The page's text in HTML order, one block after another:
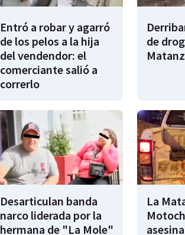
Entró a robar y agarró
de los pelos a la hija
del vendendor: el
comerciante salió a
correrlo
de
Desarticulan banda
narco liderada por la
hermana de "La Mole"
La